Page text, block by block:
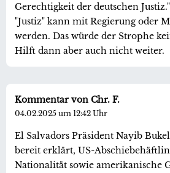
Gerechtigkeit der deutschen
"Justiz" kann mit Regierung oder
werden. Das würde der Strophe
Hilft dann aber auch nicht weiter.
Kommentar von Chr. F.
04.02.2025 um 12:42 Uhr
El Salvadors Präsident Nayib
bereit erklärt, US-
Nationalität sowie amerikanische